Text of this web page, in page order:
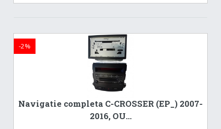
Navigatie completa C-CROSSER (EP_) 2007-
2016, OU...
-2%